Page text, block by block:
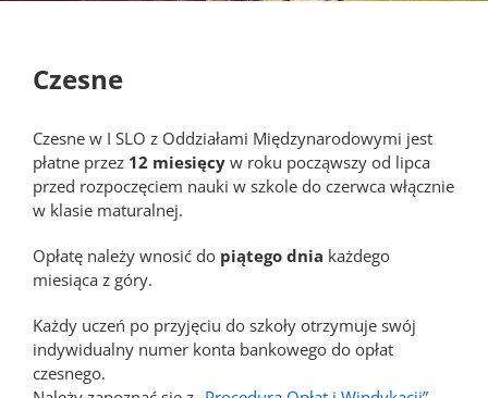
Czesne
Czesne w I SLO z Oddziałami Międzynarodowymi jest
płatne przez 12 miesięcy w roku począwszy od lipca
przed rozpoczęciem nauki w szkole do czerwca włącznie
w klasie maturalnej.
Opłatę należy wnosić do piątego dnia każdego
miesiąca z góry.
Każdy uczeń po przyjęciu do szkoły otrzymuje swój
indywidualny numer konta bankowego do opłat
czesnego.